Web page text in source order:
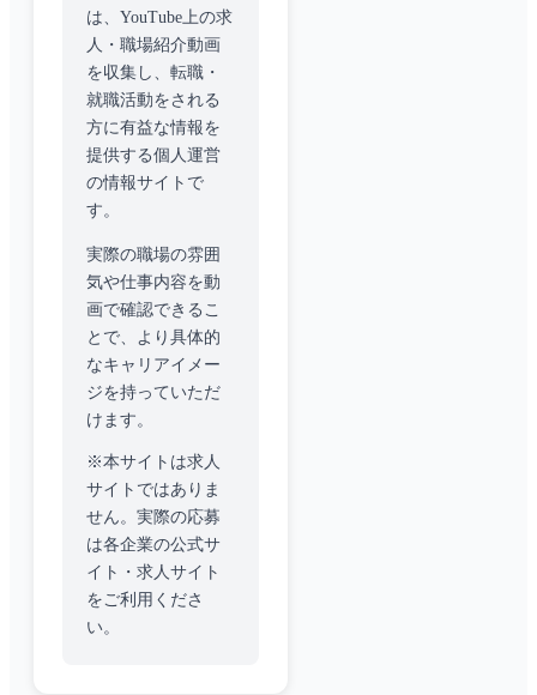
は、YouTube上の求
人・職場紹介動画
を収集し、転職・
就職活動をされる
方に有益な情報を
提供する個人運営
の情報サイトで
す。
実際の職場の雰囲
気や仕事内容を動
画で確認できるこ
とで、より具体的
なキャリアイメー
ジを持っていただ
けます。
※本サイトは求人
サイトではありま
せん。実際の応募
は各企業の公式サ
イト・求人サイト
をご利用くださ
い。